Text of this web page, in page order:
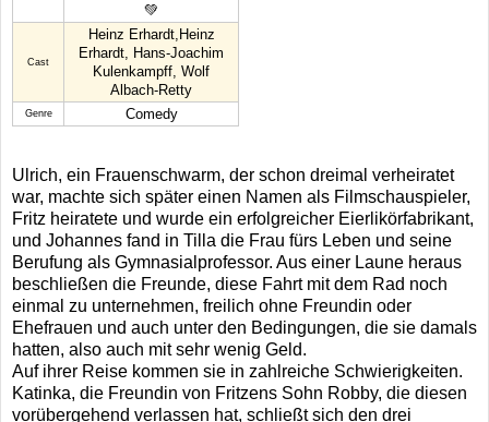
💚
Cast
Heinz Erhardt,Heinz
Erhardt, Hans-Joachim
Kulenkampff, Wolf
Albach-Retty
Genre Comedy
Ulrich, ein Frauenschwarm, der schon dreimal verheiratet
war, machte sich später einen Namen als Filmschauspieler,
Fritz heiratete und wurde ein erfolgreicher Eierlikörfabrikant,
und Johannes fand in Tilla die Frau fürs Leben und seine
Berufung als Gymnasialprofessor. Aus einer Laune heraus
beschließen die Freunde, diese Fahrt mit dem Rad noch
einmal zu unternehmen, freilich ohne Freundin oder
Ehefrauen und auch unter den Bedingungen, die sie damals
hatten, also auch mit sehr wenig Geld.
Auf ihrer Reise kommen sie in zahlreiche Schwierigkeiten.
Katinka, die Freundin von Fritzens Sohn Robby, die diesen
vorübergehend verlassen hat, schließt sich den drei